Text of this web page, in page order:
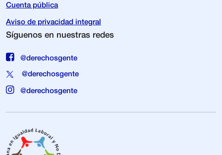
Cuenta pública
Aviso de privacidad integral
Síguenos en nuestras redes
@derechosgente
@derechosgente
@derechosgente